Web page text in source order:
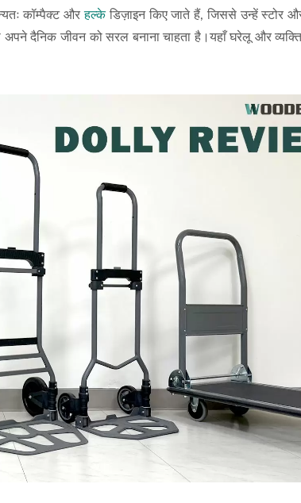
कॉम्पैक्ट औरहल्केडिज़ाइन किए जाते हैं, जिससे उन्हें स्टोर और
दैनिक जीवन को सरल बनाना चाहता है।यहाँ घरेलू और